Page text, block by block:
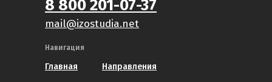
Главная
Навигация
Направления
8 800 201-07-37
mail@izostudia.net